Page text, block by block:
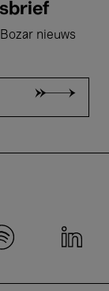
nieuws